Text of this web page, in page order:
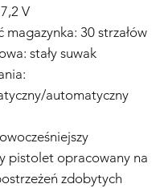
V
magazynka: 30 strzałów
stały suwak
automatyczny
pistolet opracowany na
zdobytych